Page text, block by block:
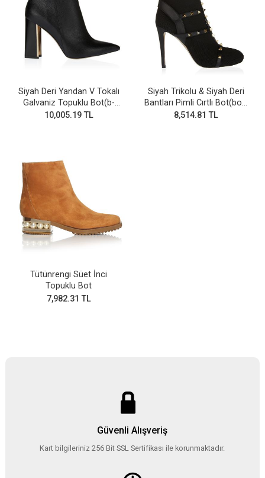
Siyah Deri Yandan V Tokalı
Galvaniz Topuklu Bot(b-
28v)
10,005.19 TL
Siyah Trikolu & Siyah Deri
Bantları Pimli Cırtlı Bot(bot-
255)
8,514.81 TL
Tütünrengi Süet İnci
Topuklu Bot
7,982.31 TL
Güvenli Alışveriş
Kart bilgileriniz 256 Bit SSL Sertifikası ile korunmaktadır.